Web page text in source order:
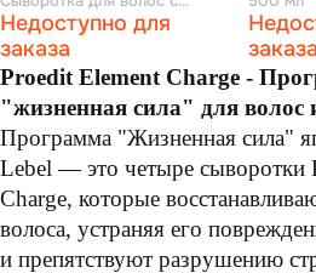
дозатором 150 мл
Недоступно для
заказа
заказа
Proedit Element Charge -
"жизненная сила" для
Программа "Жизненная сила"
Lebel — это четыре сыворотки
Charge, которые
волоса, устраняя его
и препятствуют разрушению